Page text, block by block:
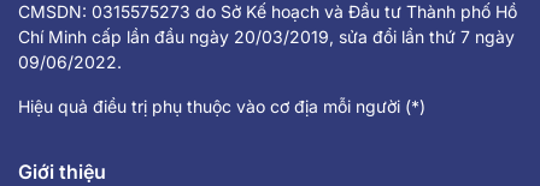
CMSDN: 0315575273 do Sở Kế hoạch và Đầu tư Thành phố Hồ
Chí Minh cấp lần đầu ngày 20/03/2019, sửa đổi lần thứ 7 ngày
09/06/2022.
Hiệu quả điều trị phụ thuộc vào cơ địa mỗi người (*)
Giới thiệu